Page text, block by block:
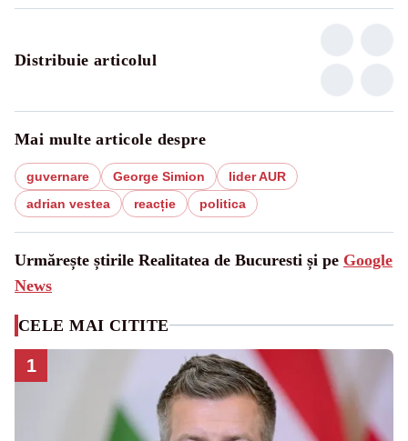
Distribuie articolul
Mai multe articole despre
guvernare George Simion
lider AUR
adrian vestea
reacție politica
Urmărește știrile Realitatea de Bucuresti și pe Google
News
CELE MAI CITITE
1